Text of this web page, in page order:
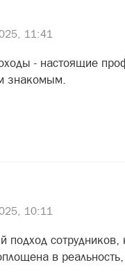
11:41
- настоящие
знакомым.
10:11
подход
в